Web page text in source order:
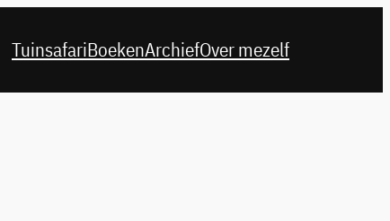
TuinsafariBoekenArchiefOver mezelf